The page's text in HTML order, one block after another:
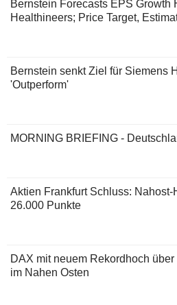
Bernstein Forecasts EPS Growth
Healthineers; Price Target,
Bernstein senkt Ziel für Siemens
'Outperform'
MORNING BRIEFING -
Aktien Frankfurt Schluss:
26.000 Punkte
DAX mit neuem Rekordhoch
im Nahen Osten